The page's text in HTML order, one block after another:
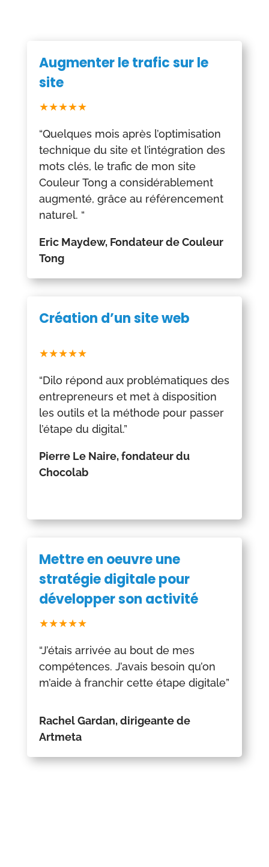
Augmenter le trafic sur le
site
★★★★★
“Quelques mois après l’optimisation
technique du site et l’intégration des
mots clés, le trafic de mon site
Couleur Tong a considérablement
augmenté, grâce au référencement
naturel. “
Eric Maydew, Fondateur de Couleur
Tong
Création d’un site web
★★★★★
“Dilo répond aux problématiques des
entrepreneurs et met à disposition
les outils et la méthode pour passer
l’étape du digital.”
Pierre Le Naire, fondateur du
Chocolab
Mettre en oeuvre une
stratégie digitale pour
développer son activité
★★★★★
“J’étais arrivée au bout de mes
compétences. J’avais besoin qu’on
m’aide à franchir cette étape digitale”
Rachel Gardan, dirigeante de
Artmeta